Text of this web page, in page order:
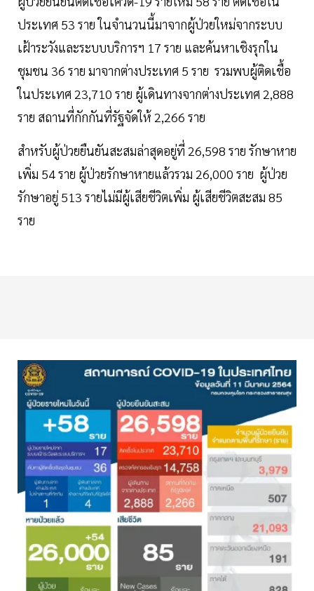
ประเทศ 53 ราย ในจำนวนนี้มาจากผู้ป่วยใหม่จากระบบ
เฝ้าระวังและระบบบริการฯ 17 ราย และค้นหาเชิงรุกใน
ชุมชน 36 ราย มาจากต่างประเทศ 5 ราย รวมพบผู้ติดเชื้อ
ในประเทศ 23,710 ราย ผู้เดินทางจากต่างประเทศ 2,888
ราย สถานที่กักกันที่รัฐจัดให้ 2,266 ราย
สำหรับผู้ป่วยยืนยันสะสมล่าสุดอยู่ที่ 26,598 ราย รักษาหาย
เพิ่ม 54 ราย ผู้ป่วยรักษาหายแล้วรวม 26,000 ราย ผู้ป่วย
รักษาอยู่ 513 รายไม่มีผู้เสียชีวิตเพิ่ม ผู้เสียชีวิตสะสม 85
ราย